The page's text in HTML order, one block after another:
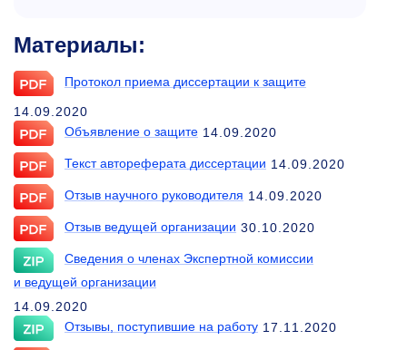
Материалы:
Протокол приема диссертации к защите
14.09.2020
Объявление о защите 14.09.2020
Текст автореферата диссертации 14.09.2020
Отзыв научного руководителя 14.09.2020
Отзыв ведущей организации 30.10.2020
Сведения о членах Экспертной комиссии
и ведущей организации
14.09.2020
Отзывы, поступившие на работу 17.11.2020